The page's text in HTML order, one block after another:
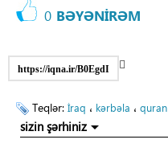
0 BƏYƏNİRƏM
https://iqna.ir/B0EgdI
Teqlər: İraq ، kərbəla ، quran
sizin şərhiniz